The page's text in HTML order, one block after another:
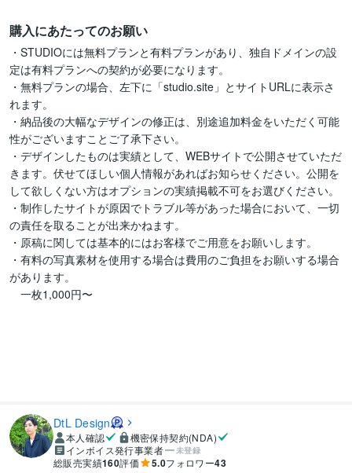
購入にあたってのお願い
・STUDIOには無料プランと有料プランがあり、独自ドメインの設
定は有料プランへの契約が必要になります。
・無料プランの場合、左下に「studio.site」とサイトURLに表示さ
れます。
・納品後の大幅なデザインの修正は、別途追加料金をいただく可能
性がございますことご了承下さい。
・デザインしたものは実績として、WEBサイトで公開させていただ
きます。伏せてほしい個人情報があればお知らせください。公開を
して欲しくない方はオプションの実績掲載不可をお選びください。
・制作したサイトが原因でトラブル等があった場合において、一切
の責任を取ることが出来かねます。
・原稿に関しては基本的にはお客様でご用意をお願いします。
・有料の写真素材を使用する場合は費用のご負担をお願いする場合
があります。
一枚1,000円〜
DtL Design
本人確認
機密保持契約(NDA)
インボイス発行事業者
未登録
総販売実績160評価 5.0フォロワー43